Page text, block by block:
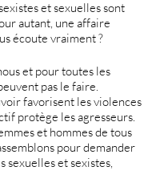
et sexuelles sont
autant, une affaire
écoute vraiment ?
et pour toutes les
pas le faire.
favorisent les violences
protège les agresseurs.
et hommes de tous
pour demander
sexuelles et sexistes,